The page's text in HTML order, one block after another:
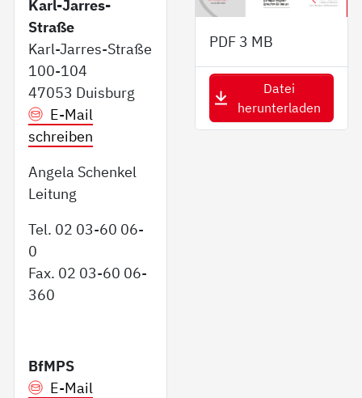
Karl-Jarres-
Straße
Karl-Jarres-Straße
100-104
47053 Duisburg
E-Mail
schreiben
Angela Schenkel
Leitung
Tel. 02 03-60 06-
0
Fax. 02 03-60 06-
360
BfMPS
E-Mail
PDF 3 MB
Datei
herunterladen